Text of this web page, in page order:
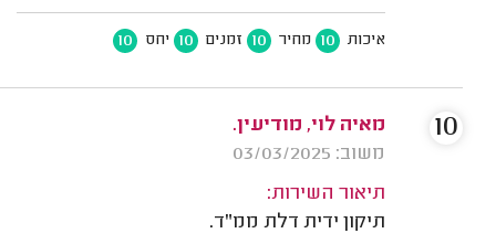
איכות 10 מחיר 10 זמנים 10 יחס 10
מאיה לוי, מודיעין.
משוב: 03/03/2025
תיאור השירות:
תיקון ידית דלת ממ"ד.
10